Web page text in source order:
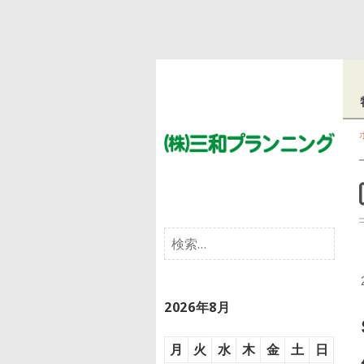
社
和
ラ
検
索:
2026年8月
月 火 水 木 金 土 日